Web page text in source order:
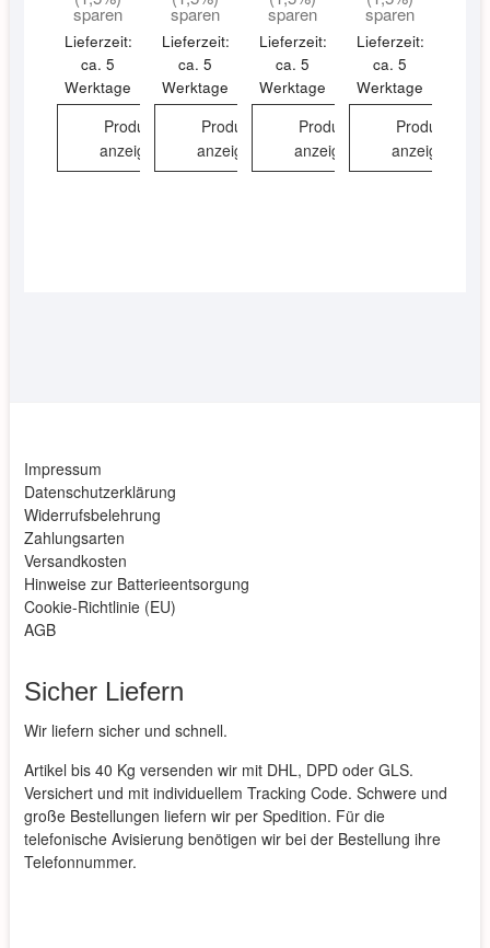
sparen
Lieferzeit:
ca. 5
Werktage
Produkt
anzeigen
sparen
Lieferzeit:
ca. 5
Werktage
Produkt
anzeigen
sparen
Lieferzeit:
ca. 5
Werktage
Produkt
anzeigen
sparen
Lieferzeit:
ca. 5
Werktage
Produkt
anzeigen
Impressum
Datenschutzerklärung
Widerrufsbelehrung
Zahlungsarten
Versandkosten
Hinweise zur Batterieentsorgung
Cookie-Richtlinie (EU)
AGB
Sicher Liefern
Wir liefern sicher und schnell.
Artikel bis 40 Kg versenden wir mit DHL, DPD oder GLS.
Versichert und mit individuellem Tracking Code. Schwere und
große Bestellungen liefern wir per Spedition. Für die
telefonische Avisierung benötigen wir bei der Bestellung ihre
Telefonnummer.